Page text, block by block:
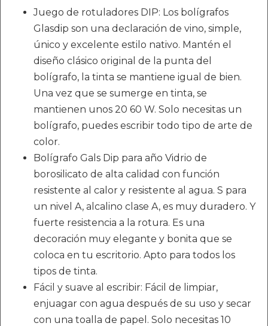
Juego de rotuladores DIP: Los bolígrafos
Glasdip son una declaración de vino, simple,
único y excelente estilo nativo. Mantén el
diseño clásico original de la punta del
bolígrafo, la tinta se mantiene igual de bien.
Una vez que se sumerge en tinta, se
mantienen unos 20 60 W. Solo necesitas un
bolígrafo, puedes escribir todo tipo de arte de
color.
Bolígrafo Gals Dip para año Vidrio de
borosilicato de alta calidad con función
resistente al calor y resistente al agua. S para
un nivel A, alcalino clase A, es muy duradero. Y
fuerte resistencia a la rotura. Es una
decoración muy elegante y bonita que se
coloca en tu escritorio. Apto para todos los
tipos de tinta.
Fácil y suave al escribir: Fácil de limpiar,
enjuagar con agua después de su uso y secar
con una toalla de papel. Solo necesitas 10